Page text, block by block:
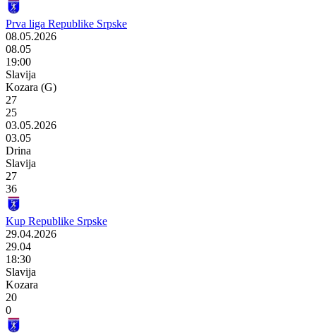
Prva liga Republike Srpske
08.05.2026
08.05
19:00
Slavija
Kozara (G)
27
25
03.05.2026
03.05
Drina
Slavija
27
36
Kup Republike Srpske
29.04.2026
29.04
18:30
Slavija
Kozara
20
0